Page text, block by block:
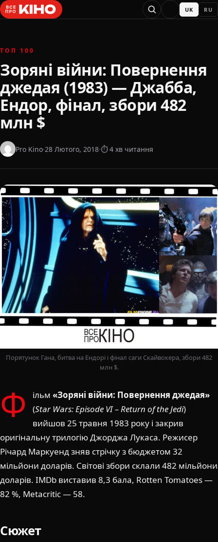
UK RU
ТОП 100
Зоряні війни: Повернення
джедая (1983) — Джабба,
Ендор, фінал, збори 482
млн $
Pro Kino·28 Лютого, 2018·⏱ 4 хв читання
Порятунок Гана, битва на Ендорі і фінал саги Скайвокера, збори 482
млн $.
Ф ільм «Зоряні війни: Повернення джедая»
(Star Wars: Episode VI – Return of the Jedi)
вийшов 25 травня 1983 року і закрив
оригінальну трилогію Джорджа Лукаса. Режисер
Річард Маркуенд зняв стрічку з бюджетом 32
мільйони доларів. Світові збори склали 482 мільйони
доларів. IMDb виставив 8,3 бала, Rotten Tomatoes —
82 %, Metacritic — 58.
Сюжет